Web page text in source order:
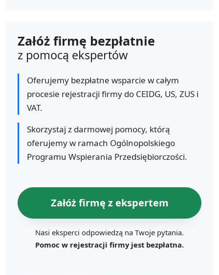
Załóż firmę bezpłatnie
z pomocą ekspertów
Oferujemy bezpłatne wsparcie w całym
procesie rejestracji firmy do CEIDG, US, ZUS i
VAT.
Skorzystaj z darmowej pomocy, którą
oferujemy w ramach Ogólnopolskiego
Programu Wspierania Przedsiębiorczości.
Załóż firmę z ekspertem
Nasi eksperci odpowiedzą na Twoje pytania.
Pomoc w rejestracji firmy jest bezpłatna.